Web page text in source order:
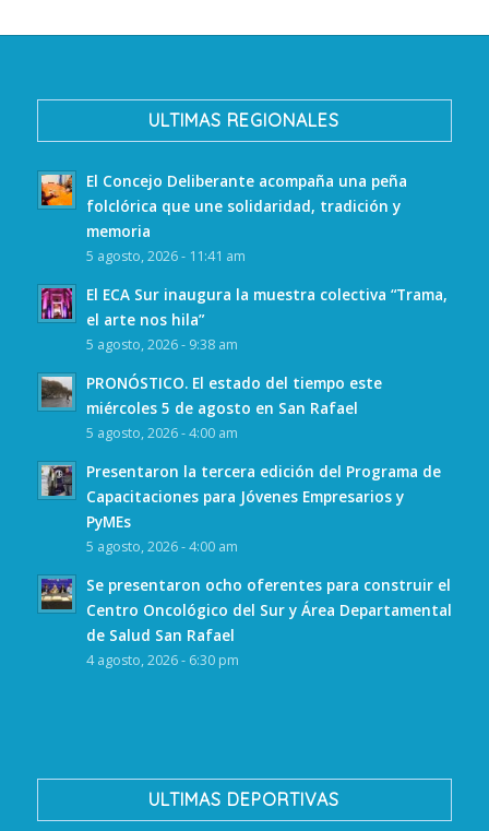
ULTIMAS REGIONALES
El Concejo Deliberante acompaña una peña
folclórica que une solidaridad, tradición y
memoria
5 agosto, 2026 - 11:41 am
El ECA Sur inaugura la muestra colectiva “Trama,
el arte nos hila”
5 agosto, 2026 - 9:38 am
PRONÓSTICO. El estado del tiempo este
miércoles 5 de agosto en San Rafael
5 agosto, 2026 - 4:00 am
Presentaron la tercera edición del Programa de
Capacitaciones para Jóvenes Empresarios y
PyMEs
5 agosto, 2026 - 4:00 am
Se presentaron ocho oferentes para construir el
Centro Oncológico del Sur y Área Departamental
de Salud San Rafael
4 agosto, 2026 - 6:30 pm
ULTIMAS DEPORTIVAS